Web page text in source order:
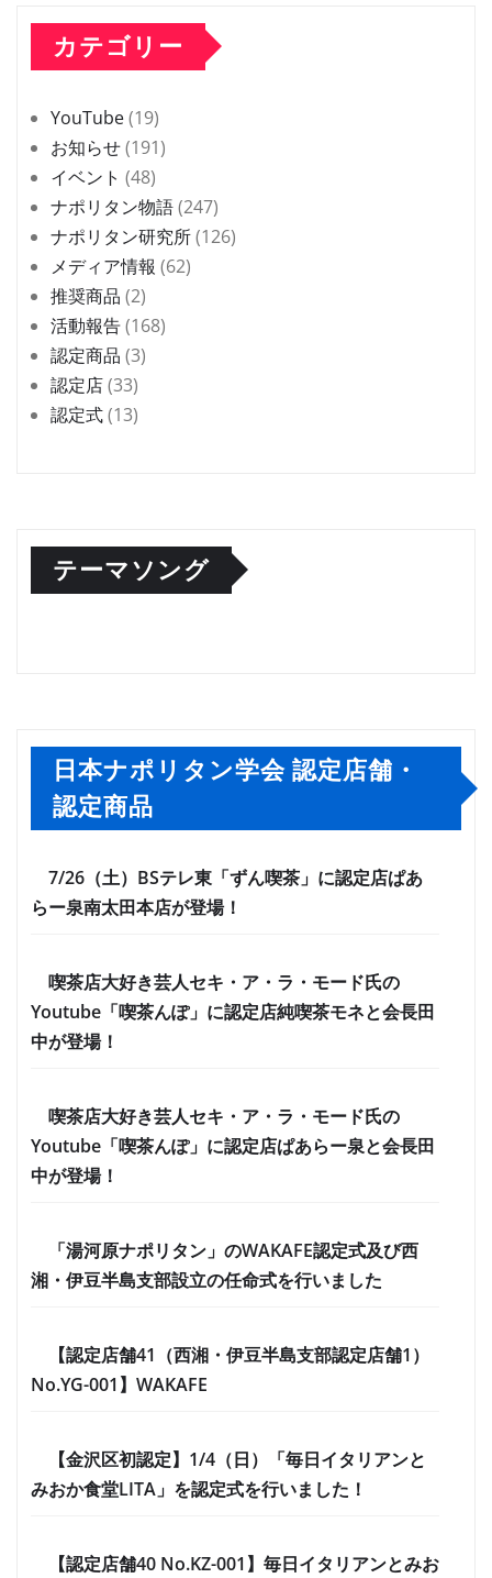
カテゴリー
YouTube(19)
お知らせ(191)
イベント (48)
ナポリタン物語(247)
ナポリタン研究所(126)
メディア情報 (62)
推奨商品 (2)
活動報告(168)
認定商品 (3)
認定店(33)
認定式(13)
テーマソング
日本ナポリタン学会 認定店舗・
認定商品
7/26（土）BSテレ東「ずん喫茶」に認定店ぱあ
らー泉南太田本店が登場！
喫茶店大好き芸人セキ・ア・ラ・モード氏の
Youtube「喫茶んぽ」に認定店純喫茶モネと会長田
中が登場！
喫茶店大好き芸人セキ・ア・ラ・モード氏の
Youtube「喫茶んぽ」に認定店ぱあらー泉と会長田
中が登場！
「湯河原ナポリタン」のWAKAFE認定式及び西
湘・伊豆半島支部設立の任命式を行いました
【認定店舗41（西湘・伊豆半島支部認定店舗1）
No.YG-001】WAKAFE
【金沢区初認定】1/4（日）「毎日イタリアンと
みおか食堂LITA」を認定式を行いました！
【認定店舗40 No.KZ-001】毎日イタリアンとみお